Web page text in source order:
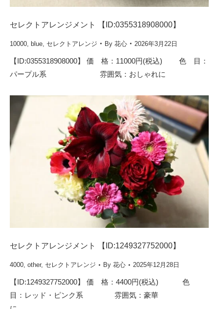
セレクトアレンジメント 【ID:0355318908000】
10000 blue セレクトアレンジ By 花心 2026年3月22日
【ID:0355318908000】 価 格：11000円(税込) 色 目：
パープル系 雰囲気：おしゃれに
セレクトアレンジメント 【ID:1249327752000】
4000, other, セレクトアレンジ By 花心 2025年12月28日
【ID:1249327752000】 価 格：4400円(税込) 色
目：レッド・ピンク系 雰囲気：豪華